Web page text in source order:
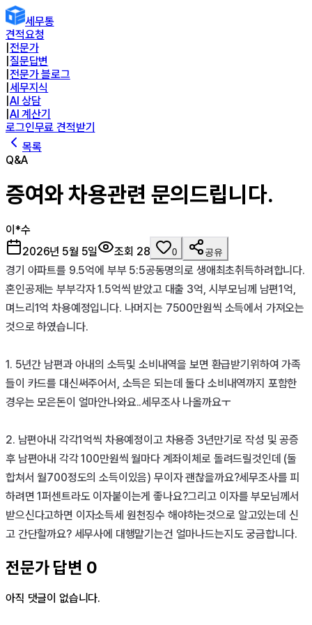
세무통
견적요청
전문가
질문답변
전문가 블로그
세무지식
AI 상담
AI 계산기
로그인무료 견적받기
목록
Q&A
증여와 차용관련 문의드립니다.
이*수
2026년 5월 5일
조회 28 0 공유
경기 아파트를 9.5억에 부부 5:5공동명의로 생애최초취득하려합니다.
혼인공제는 부부각자 1.5억씩 받았고 대출 3억, 시부모님께 남편1억,
며느리1억 차용예정입니다. 나머지는 7500만원씩 소득에서 가져오는
것으로 하였습니다.
1. 5년간 남편과 아내의 소득및 소비내역을 보면 환급받기위하여 가족
들이 카드를 대신써주어서, 소득은 되는데 둘다 소비내역까지 포함한
경우는 모은돈이 얼마안나와요..세무조사 나올까요ㅜ
2. 남편아내 각각1억씩 차용예정이고 차용증 3년만기로 작성 및 공증
후 남편아내 각각 100만원씩 월마다 계좌이체로 돌려드릴것인데 (둘
합쳐서 월700정도의 소득이있음) 무이자 괜찮을까요?세무조사를 피
하려면 1퍼센트라도 이자붙이는게 좋나요?그리고 이자를 부모님께서
받으신다고하면 이자소득세 원천징수 해야하는것으로 알고있는데 신
고 간단할까요? 세무사에 대행맡기는건 얼마나드는지도 궁금합니다.
전문가 답변 0
아직 댓글이 없습니다.